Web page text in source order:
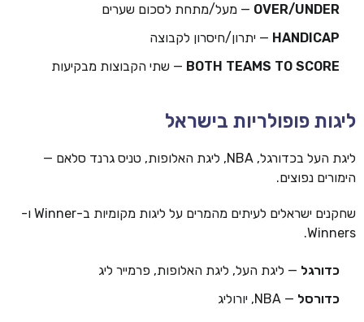
OVER/UNDER — מעל/מתחת לסכום שערים
HANDICAP — יתרון/חיסרון לקבוצה
BOTH TEAMS TO SCORE — שתי הקבוצות מבקיעות
ליגות פופולריות בישראל
ליגת העל בכדורגל, NBA, ליגת האלופות, טניס גרנד סלאם —
הימורים נפוצים.
שחקנים ישראלים לעיתים מהמרים על ליגות מקומיות ב-Winner ו-
Winners.
כדורגל — ליגת העל, ליגת האלופות, פרמייר ליג
כדורסל — NBA, יורוליג